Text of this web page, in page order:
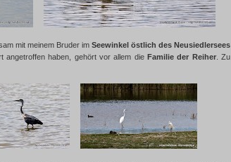
mit meinem Bruder im Seewinkel östlich des Neusiedlersees
angetroffen haben, gehört vor allem dieFamilie der Reiher. Zu